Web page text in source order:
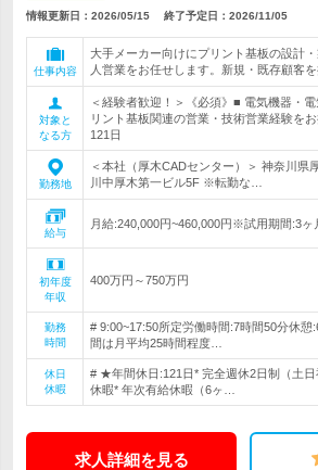
情報更新日：2026/05/15 終了予定日： 2026/11/05
仕事内容
大手メーカー向けにプリント基板の設計
人営業をお任せします。新規・既存顧客を
対象と
なる方
＜経験者歓迎！＞《必須》■ 電気機器・
リント基板関連の営業・技術営業経験を
121日
勤務地
＜本社（厚木CADセンター）＞ 神奈川県
川中厚木第一ビル5F ※転勤な…
給与
月給:240,000円~460,000円※試用期間:3ヶ
初年度
年収
400万円～750万円
勤務
時間
# 9:00~17:50所定労働時間:7時間50分休
間は月平均25時間程度…
休日
休暇
# ★年間休日:121日* 完全週休2日制（土
休暇* 年次有給休暇（6ヶ…
求人詳細を見る